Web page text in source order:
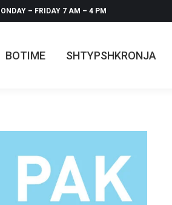
– FRIDAY 7 AM – 4 PM
BOTIME SHTYPSHKRONJA
BOTIME SHTYPSHKRONJA